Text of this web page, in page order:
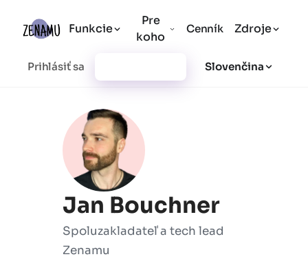
Funkcie
Pre
koho
Cenník Zdroje
Prihlásiť sa Slovenčina
Jan Bouchner
Spoluzakladateľ a tech lead
Zenamu